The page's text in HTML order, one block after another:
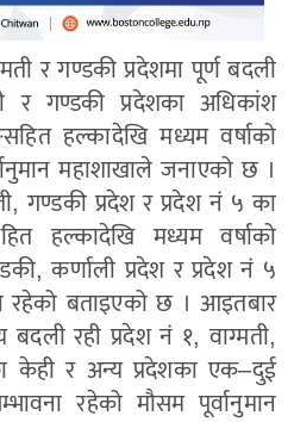
र गण्डकी प्रदेशमा पूर्ण बदली
र गण्डकी प्रदेशका अधिकांश
हल्कादेखि मध्यम वर्षाको
महाशाखाले जनाएको छ ।
गण्डकी प्रदेश र प्रदेश नं ५ का
हल्कादेखि मध्यम वर्षाको
कर्णाली प्रदेश र प्रदेश नं ५
रहेको बताइएको छ । आइतबार
रही प्रदेश नं १, वाग्मती,
केही र अन्य प्रदेशका एक–दुई
रहेको मौसम पूर्वानुमान